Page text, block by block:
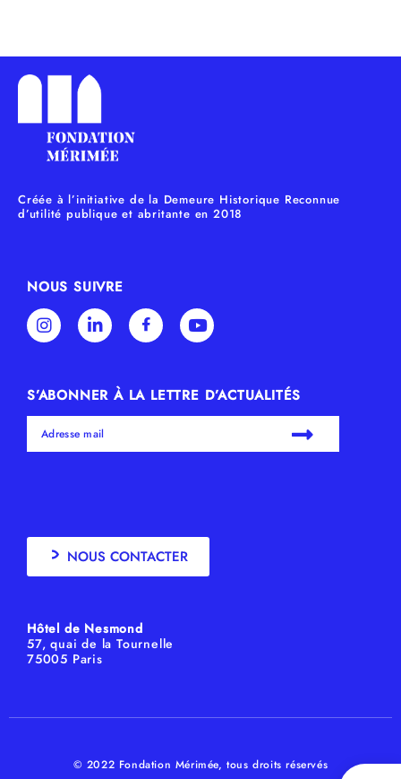
Créée à l’initiative de la Demeure Historique Reconnue
d’utilité publique et abritante en 2018
NOUS SUIVRE
S’ABONNER À LA LETTRE D’ACTUALITÉS
NOUS CONTACTER
Hôtel de Nesmond
57, quai de la Tournelle
75005 Paris
© 2022 Fondation Mérimée, tous droits réservés